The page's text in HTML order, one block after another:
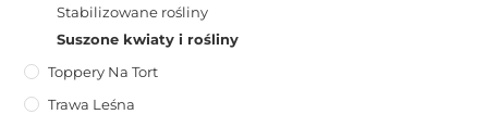
Stabilizowane rośliny
Suszone kwiaty i rośliny
Toppery Na Tort
Trawa Leśna